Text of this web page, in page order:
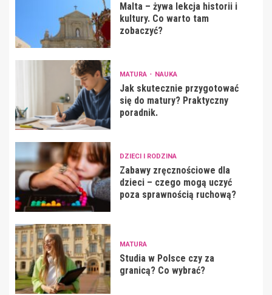
Malta – żywa lekcja historii i
kultury. Co warto tam
zobaczyć?
MATURA NAUKA
Jak skutecznie przygotować
się do matury? Praktyczny
poradnik.
DZIECI I RODZINA
Zabawy zręcznościowe dla
dzieci – czego mogą uczyć
poza sprawnością ruchową?
MATURA
Studia w Polsce czy za
granicą? Co wybrać?